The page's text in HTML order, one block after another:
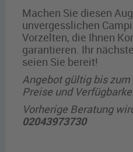
Machen Sie diesen
unvergesslichen
Vorzelten, die Ihnen
garantieren. Ihr
seien Sie bereit!
Angebot gültig bis zum
Preise und
Vorherige Beratung
02043973730